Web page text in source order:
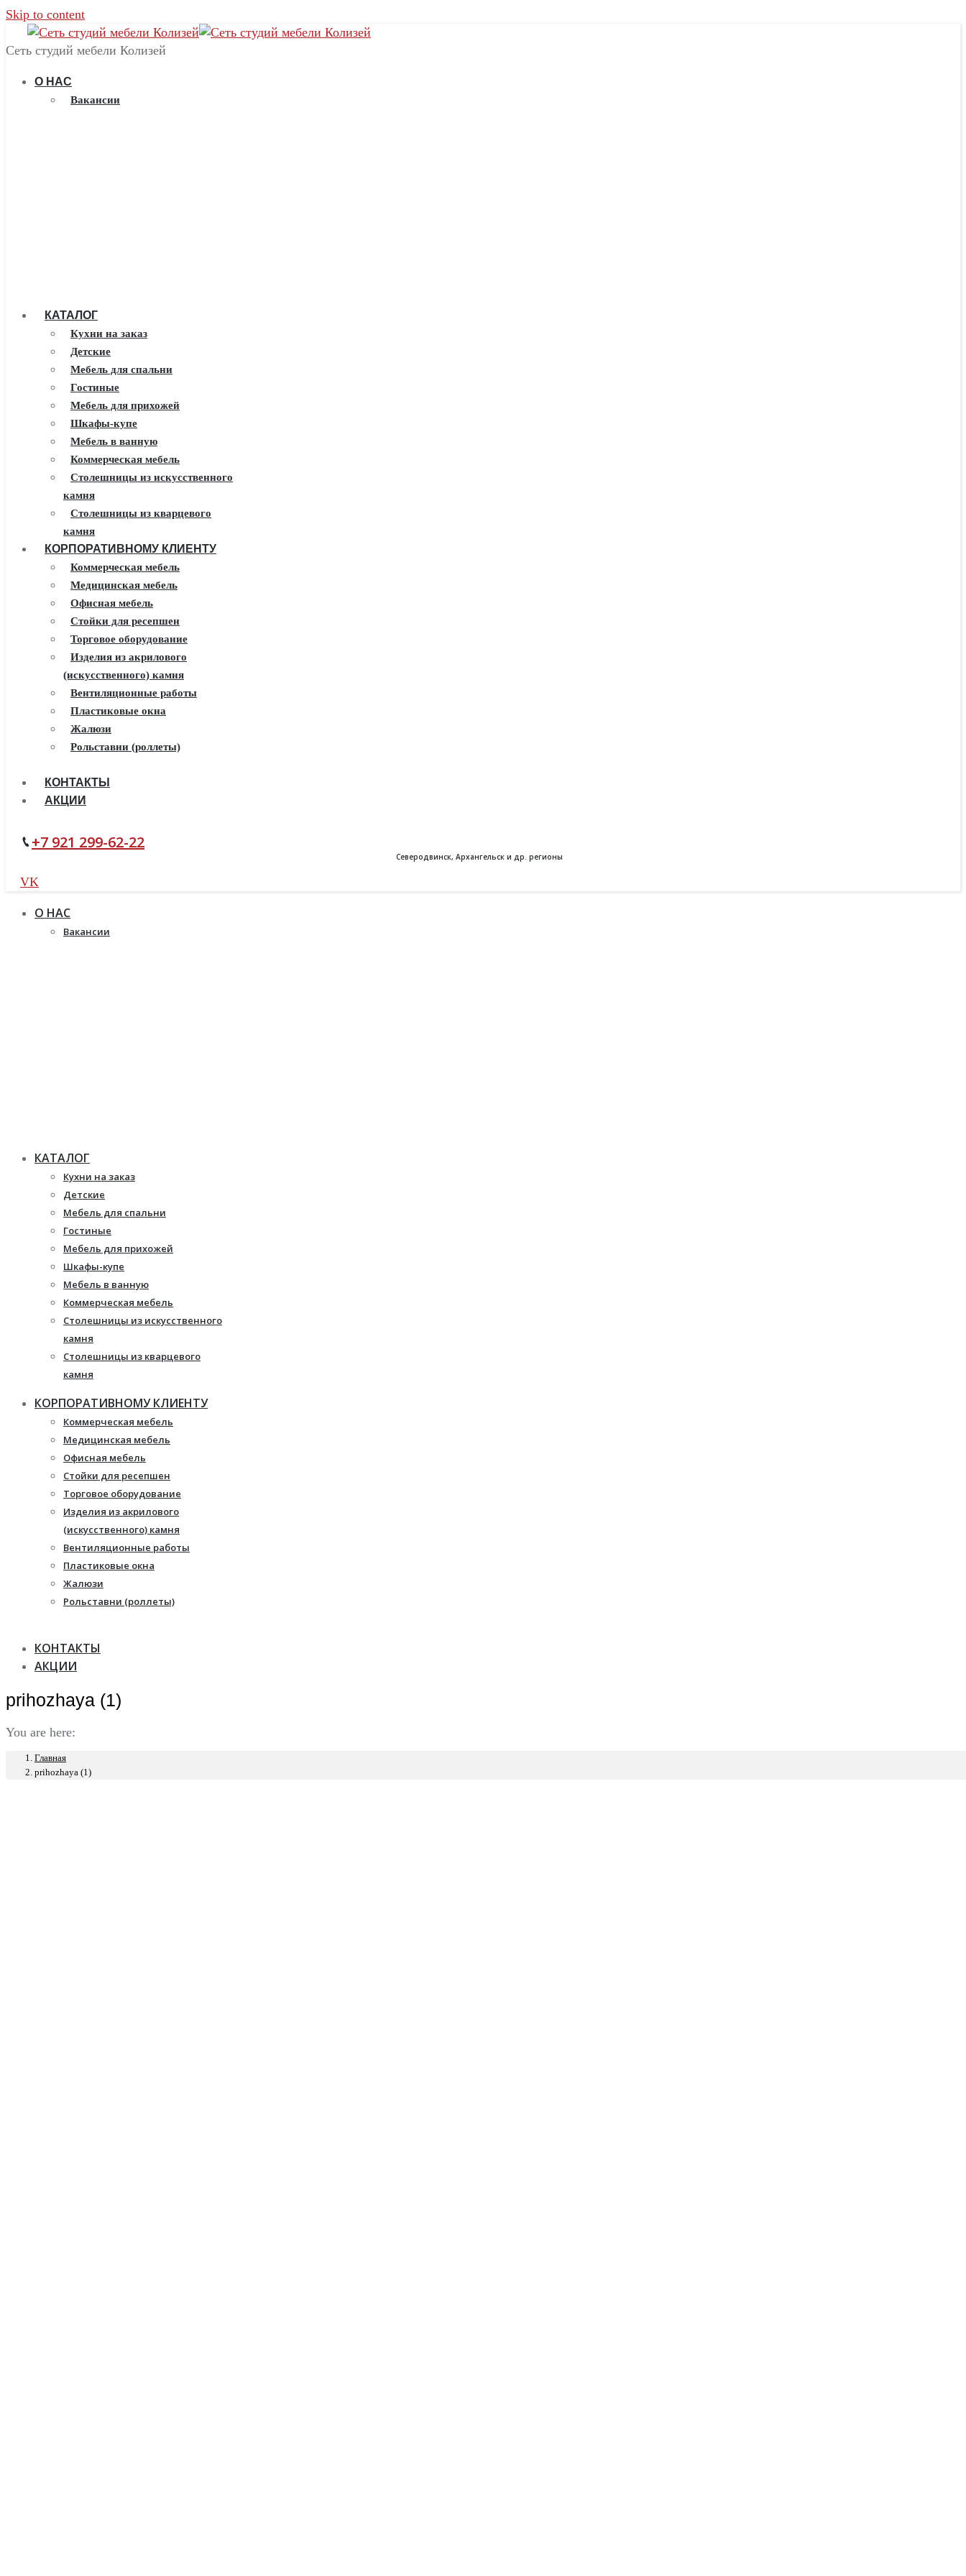
Skip to content
Сеть студий мебели Колизей
О НАС
Вакансии
КАТАЛОГ
Кухни на заказ
Детские
Мебель для спальни
Гостиные
Мебель для прихожей
Шкафы-купе
Мебель в ванную
Коммерческая мебель
Столешницы из искусственного
камня
Столешницы из кварцевого
камня
Мебель из массива
Каминные порталы
Камины Dimplex
Искусственный камень White
Hills
Балконы ПВХ
Пластиковые окна
Жалюзи
Рулонные шторы
КОРПОРАТИВНОМУ КЛИЕНТУ
Коммерческая мебель
Медицинская мебель
Офисная мебель
Стойки для ресепшен
Торговое оборудование
Изделия из акрилового
(искусственного) камня
Вентиляционные работы
Пластиковые окна
Жалюзи
Рольставни (роллеты)
КОНТАКТЫ
АКЦИИ
+7 921 299-62-22
Северодвинск, Архангельск и др. регионы
VK
О НАС
Вакансии
КАТАЛОГ
Кухни на заказ
Детские
Мебель для спальни
Гостиные
Мебель для прихожей
Шкафы-купе
Мебель в ванную
Коммерческая мебель
Столешницы из искусственного
камня
Столешницы из кварцевого
камня
Каминные порталы
Камины Dimplex
Искусственный камень White
Hills
Балконы ПВХ
Пластиковые окна
Жалюзи
Рулонные шторы
КОРПОРАТИВНОМУ КЛИЕНТУ
Коммерческая мебель
Медицинская мебель
Офисная мебель
Стойки для ресепшен
Торговое оборудование
Изделия из акрилового
(искусственного) камня
Вентиляционные работы
Пластиковые окна
Жалюзи
Рольставни (роллеты)
КОНТАКТЫ
АКЦИИ
prihozhaya (1)
You are here:
Главная
prihozhaya (1)